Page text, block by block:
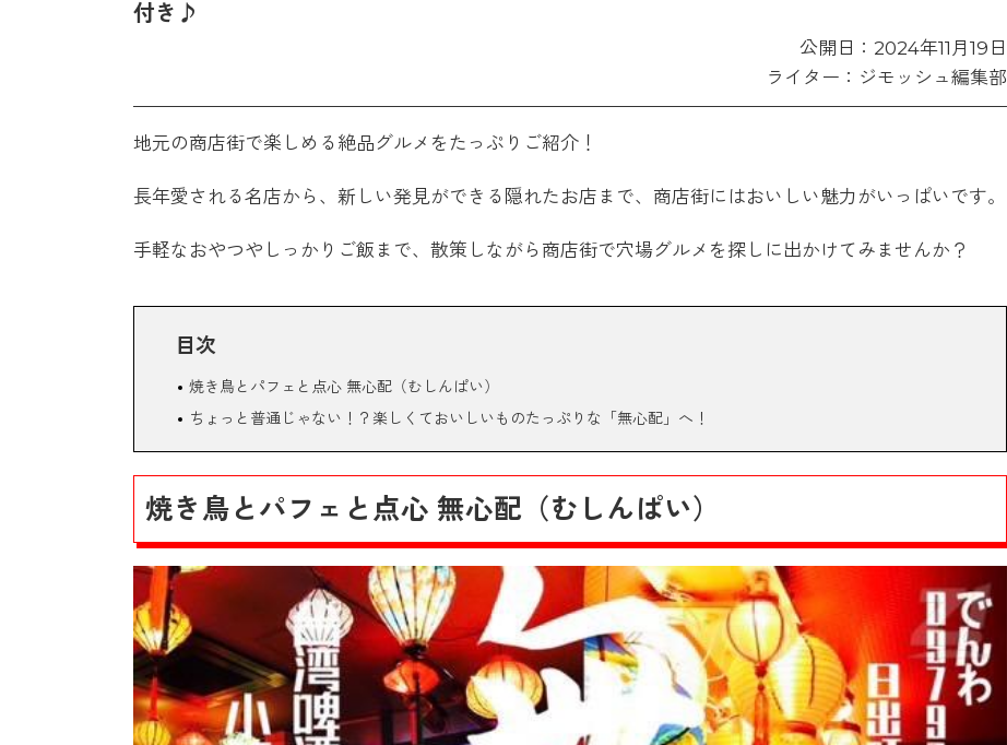
付き♪
公開日：2024年11月19日
ライター：ジモッシュ編集部
地元の商店街で楽しめる絶品グルメをたっぷりご紹介！
長年愛される名店から、新しい発見ができる隠れたお店まで、商店街にはおいしい魅力がいっぱいです。
手軽なおやつやしっかりご飯まで、散策しながら商店街で穴場グルメを探しに出かけてみませんか？
目次
焼き鳥とパフェと点心 無心配（むしんぱい）
ちょっと普通じゃない！？楽しくておいしいものたっぷりな「無心配」へ！
焼き鳥とパフェと点心 無心配（むしんぱい）